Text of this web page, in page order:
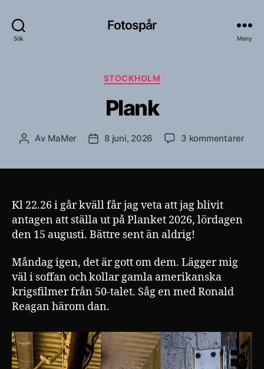
Sök
Fotospår
Meny
Kategorier
STOCKHOLM
Plank
Inläggsförfattare
Av MaMer Inläggsdatum
8 juni, 2026 3 kommentarertill
Kl 22.26 i går kväll får jag veta att jag blivit
antagen att ställa ut på Planket 2026, lördagen
den 15 augusti. Bättre sent än aldrig!
Måndag igen, det är gott om dem. Lägger mig
väl i soffan och kollar gamla amerikanska
krigsfilmer från 50-talet. Såg en med Ronald
Reagan härom dan.